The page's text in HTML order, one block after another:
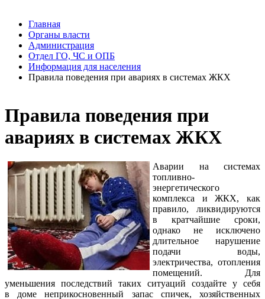
Правила поведения при
авариях в системах ЖКХ
Аварии на системах
топливно-
энергетического
комплекса и ЖКХ, как
правило, ликвидируются
в кратчайшие сроки,
однако не исключено
длительное нарушение
подачи воды,
электричества, отопления
помещений. Для
уменьшения последствий таких ситуаций создайте у себя
в доме неприкосновенный запас спичек, хозяйственных
Главная
Органы власти
Администрация
Отдел ГО, ЧС и ОПБ
Информация для населения
Правила поведения при авариях в системах ЖКХ